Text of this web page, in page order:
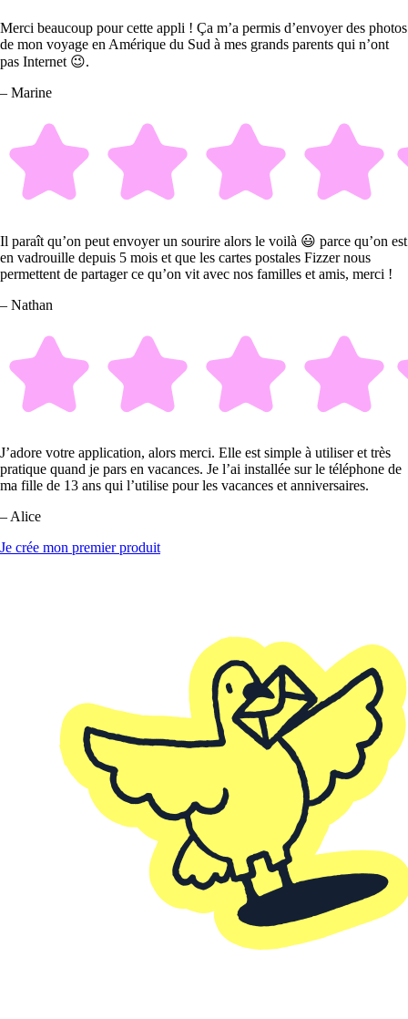
Merci beaucoup pour cette appli ! Ça m’a permis d’envoyer des photos
de mon voyage en Amérique du Sud à mes grands parents qui n’ont
pas Internet 😉.
– Marine
Il paraît qu’on peut envoyer un sourire alors le voilà 😃 parce qu’on est
en vadrouille depuis 5 mois et que les cartes postales Fizzer nous
permettent de partager ce qu’on vit avec nos familles et amis, merci !
– Nathan
J’adore votre application, alors merci. Elle est simple à utiliser et très
pratique quand je pars en vacances. Je l’ai installée sur le téléphone de
ma fille de 13 ans qui l’utilise pour les vacances et anniversaires.
– Alice
Je crée mon premier produit